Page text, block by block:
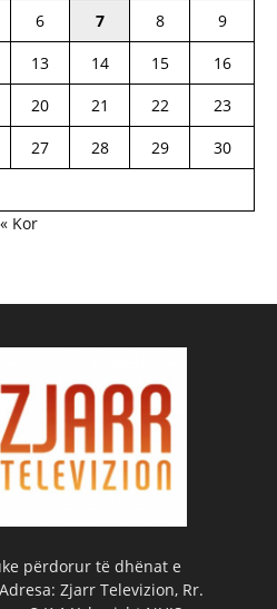
6 7 8
9
13 14 15
16
20 21 22
23
27 28 29
30
« Kor
përdorur të dhënat e
Zjarr Televizion, Rr.